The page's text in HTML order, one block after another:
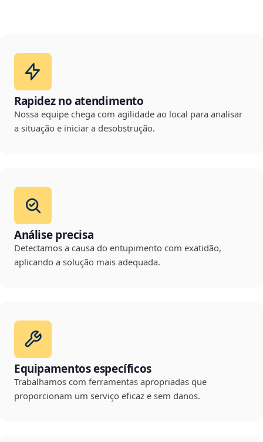
Rapidez no atendimento
Nossa equipe chega com agilidade ao local para analisar
a situação e iniciar a desobstrução.
Análise precisa
Detectamos a causa do entupimento com exatidão,
aplicando a solução mais adequada.
Equipamentos específicos
Trabalhamos com ferramentas apropriadas que
proporcionam um serviço eficaz e sem danos.